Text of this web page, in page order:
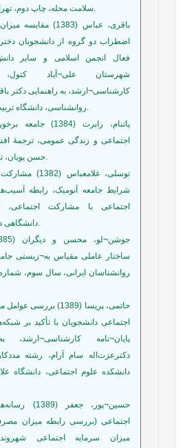
سلامت محله، چاپ دوم، تهران، مهرراوش.
باقری، عباس (1383)
اضطراب دو گروه از دانشجویان
فعال انجمن اسلامی و سایر
شهرستان علی¬آباد کتول،
کارشناسی¬ارشد، به راهنمایی دکتر
روانشناسی، دانشگاه تربیت معلم تهران.
پاتنام، رابرت (1384)
اجتماعی و زندگی عمومی، ترجمۀ
حسن پویان، تهران، شیرازه.
توسلی، غلامعباس
شرایط جامعه آنومیک، رابطه
اجتماعی با مشارکت اجتماعی،
دانشگاهی دانشگاه تهران.
ساختار عاملی مقیاس به¬زیستی
حاتمی، پریسا (1389)
اجتماعی دانشجویان با تأکید بر
پایان¬نامه کارشناسی¬ارشد،
دکترعزت‌اله سام آرام، رشته
دانشکده علوم اجتماعی، دانشگاه
حسین¬پور، جعفر
اجتماعی (بررسی رابطه میزان
میزان سرمایه اجتماعی